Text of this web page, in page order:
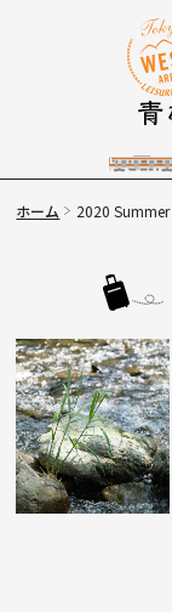
ホーム 2020 Summer